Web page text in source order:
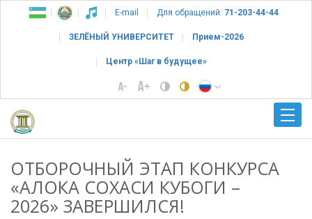
E-mail Для обращений: 71-203-44-44
ЗЕЛЁНЫЙ УНИВЕРСИТЕТ Прием-2026
Центр «Шаг в будущее»
ОТБОРОЧНЫЙ ЭТАП КОНКУРСА
«АЛОКА СОХАСИ КУБОГИ –
2026» ЗАВЕРШИЛСЯ!